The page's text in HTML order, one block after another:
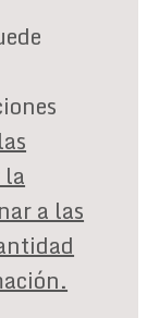
la
a las